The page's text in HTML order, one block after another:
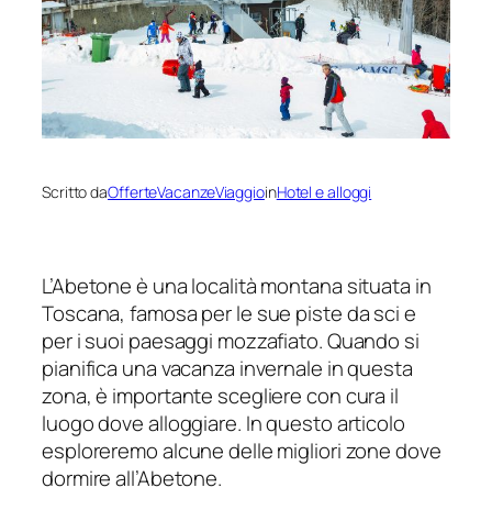
Scritto daOfferteVacanzeViaggioinHotel e alloggi
L’Abetone è una località montana situata in
Toscana, famosa per le sue piste da sci e
per i suoi paesaggi mozzafiato. Quando si
pianifica una vacanza invernale in questa
zona, è importante scegliere con cura il
luogo dove alloggiare. In questo articolo
esploreremo alcune delle migliori zone dove
dormire all’Abetone.